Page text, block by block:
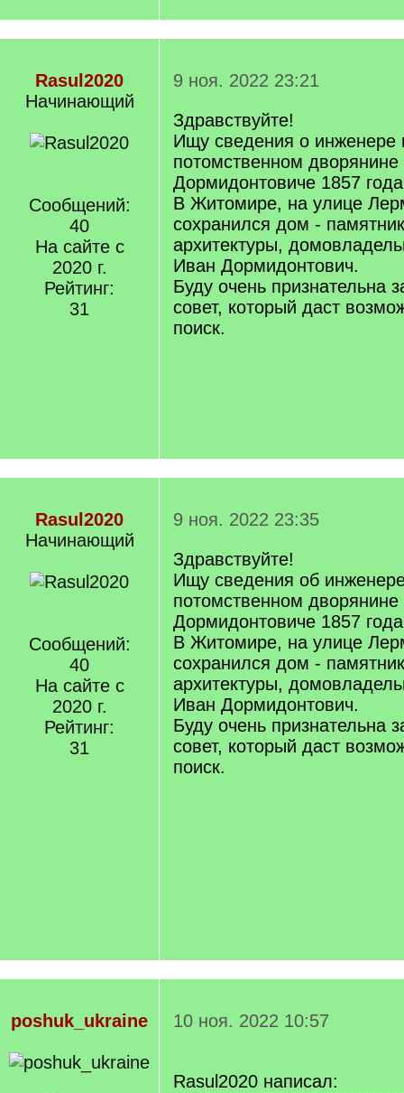
Rasul2020
Начинающий
Сообщений:
40
На сайте с
2020 г.
Рейтинг:
31
9 ноя. 2022 23:21
Здравствуйте!
Ищу сведения о инженере
потомственном
Дормидонтовиче 1857
В Житомире, на улице
сохранился дом -
архитектуры,
Иван Дормидонтович.
Буду очень признательна
совет, который даст
поиск.
Rasul2020
Начинающий
Сообщений:
40
На сайте с
2020 г.
Рейтинг:
31
9 ноя. 2022 23:35
Здравствуйте!
Ищу сведения об
потомственном
Дормидонтовиче 1857
В Житомире, на улице
сохранился дом -
архитектуры,
Иван Дормидонтович.
Буду очень признательна
совет, который даст
поиск.
poshuk_ukraine 10 ноя. 2022 10:57
Rasul2020 написал: